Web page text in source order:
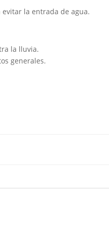
la entrada de agua.
la lluvia.
generales.